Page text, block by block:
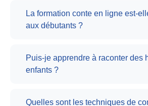
La formation conte en ligne est-
aux débutants ?
Puis-je apprendre à raconter des
enfants ?
Quelles sont les techniques de